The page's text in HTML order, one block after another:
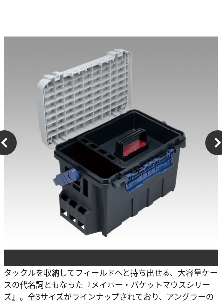
タックルを収納してフィールドへと持ち出せる、大容量ケー
スの代名詞ともなった『メイホー・バケットマウスシリー
ズ』。全3サイズがラインナップされており、アングラーの